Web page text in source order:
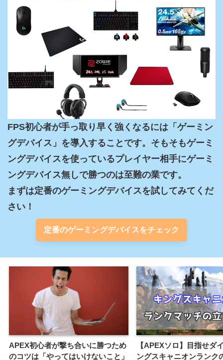
FPS初心者が手っ取り早く強くなるには「ゲーミン
グデバイス」を導入することです。そもそもゲーミ
ングデバイスを使っているプレイヤー相手にゲーミ
ングデバイス無しで勝つのは至難の業です。
まずは定番のゲーミングデバイスを試してみてくだ
さい！
定番のゲーミングデバイスをチェック
APEX初心者が撃ち合いに勝つため
のコツは「やってはいけないこと」
【APEXソロ】目指せダ
ングスキャニオンランク